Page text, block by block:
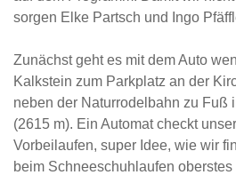
sorgen Elke Partsch und Ingo
Zunächst geht es mit dem Auto
Kalkstein zum Parkplatz an der
neben der Naturrodelbahn zu Fuß
(2615 m). Ein Automat checkt
Vorbeilaufen, super Idee, wie wir
beim Schneeschuhlaufen